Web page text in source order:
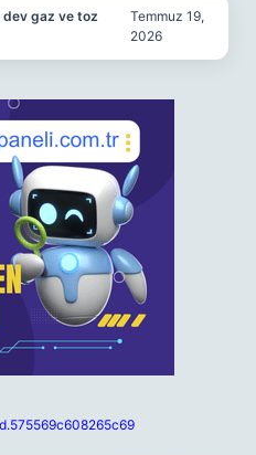
dev gaz ve toz
Temmuz 19,
2026